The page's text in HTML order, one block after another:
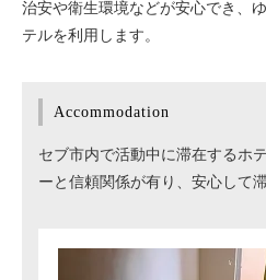
治安や衛生環境などが安心でき、
テルを利用します。
Accommodation
セブ市内で活動中に滞在するホ
ーと信頼関係が有り、安心して